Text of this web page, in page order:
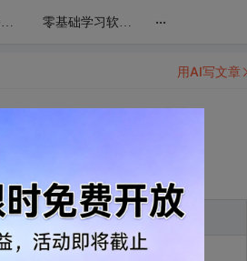
零基础学办公软件WPS表格Excel从入门到精通课程 零基础学习软件WPS演示（PPT）视频教程 ...
速打技巧(三)u模式输入
用AI写文章